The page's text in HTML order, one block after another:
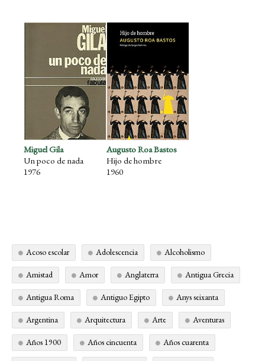
Miguel Gila
Un poco de nada
1976
Augusto Roa Bastos
Hijo de hombre
1960
Acoso escolar Adolescencia Alcoholismo
Amistad Amor Anglaterra Antigua Grecia
Antigua Roma Antiguo Egipto Anys seixanta
Argentina Arquitectura Arte Aventuras
Años 1900 Años cincuenta Años cuarenta